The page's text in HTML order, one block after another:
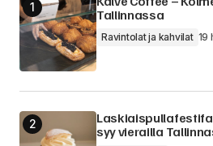
Tallinnassa
Ravintolat ja kahvilat 19
syy vierailla